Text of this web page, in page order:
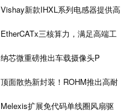
Vishay新款IHXL系列电感器提供高
EtherCATx三核算力，满足高端工
纳芯微重磅推出车载摄像头P
顶面散热新封装！ROHM推出高耐
Melexis扩展免代码单线圈风扇驱